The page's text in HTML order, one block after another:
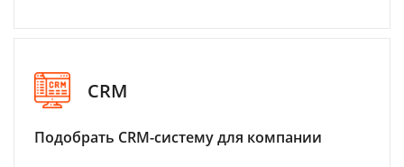
CRM
Подобрать CRM-систему для компании